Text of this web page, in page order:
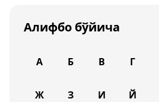
Алифбо бўйича
А Б В Г
Ж З И Й